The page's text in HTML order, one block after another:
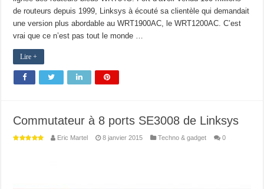
de routeurs depuis 1999, Linksys à écouté sa clientèle qui demandait
une version plus abordable au WRT1900AC, le WRT1200AC. C’est
vrai que ce n’est pas tout le monde …
Lire +
Commutateur à 8 ports SE3008 de Linksys
Eric Martel 8 janvier 2015 Techno & gadget 0